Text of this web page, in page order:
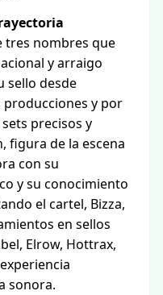
tres nombres que
y arraigo
sello desde
y por
precisos y
figura de la escena
con su
y su conocimiento
el cartel, Bizza,
en sellos
Elrow, Hottrax,
sonora.